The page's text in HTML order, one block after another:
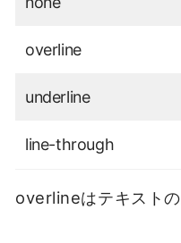
overline
underline
line-through
overlineはテキストの